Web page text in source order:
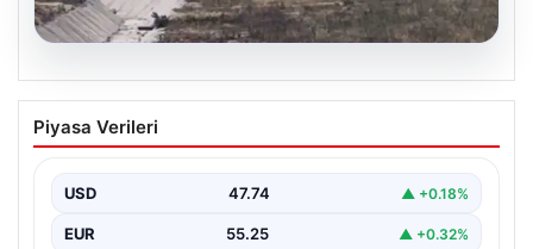
06.08.2026
İspanya ve Fransa’daki Görevlerini
Tamamlayan Yangın Söndürme Uçakları
Orman Genel Müdürlüğü tarafından yapılan açıklamada,
büyük…
Piyasa Verileri
USD 47.74 ▲ +0.18%
EUR 55.25 ▲ +0.32%